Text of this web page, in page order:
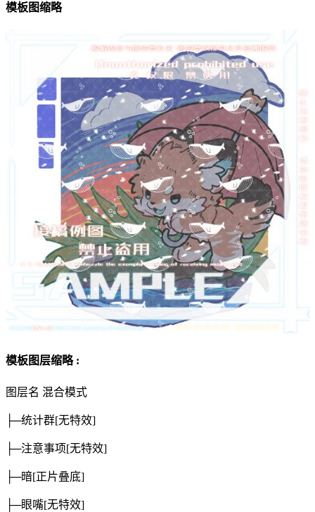
模板图缩略
模板图层缩略 :
图层名 混合模式
├─统计群[无特效]
├─注意事项[无特效]
├─暗[正片叠底]
├─眼嘴[无特效]